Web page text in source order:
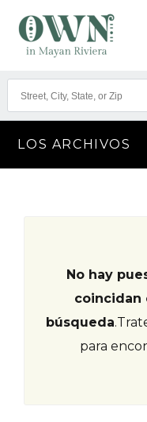
LOS ARCHIVOS
No hay
coincidan
búsqueda.
para